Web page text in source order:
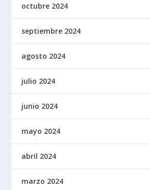
octubre 2024
septiembre 2024
agosto 2024
julio 2024
junio 2024
mayo 2024
abril 2024
marzo 2024